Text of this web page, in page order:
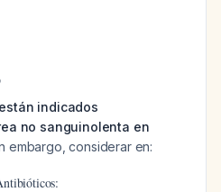
indicados
no sanguinolenta en
embargo, considerar en: